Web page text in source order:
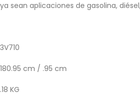
ya sean aplicaciones de gasolina,
3V710
180.95 cm / .95 cm
.18 KG